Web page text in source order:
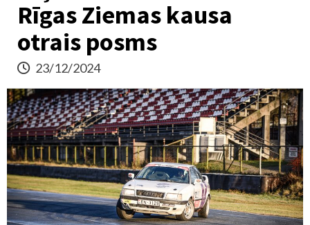
Rīgas Ziemas kausa
otrais posms
23/12/2024